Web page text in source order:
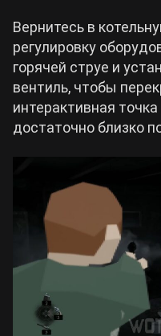
Вернитесь в
регулировку
горячей струе и
вентиль, чтобы
интерактивная
достаточно близко